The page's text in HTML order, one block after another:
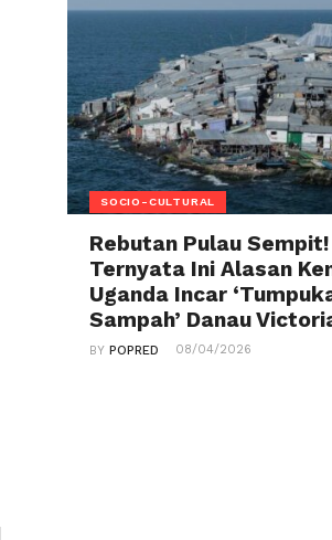
SOCIO-CULTURAL
Rebutan Pulau Sempit!
Ternyata Ini Alasan
Uganda Incar
Sampah’ Danau
BYPOPRED 08/04/2026